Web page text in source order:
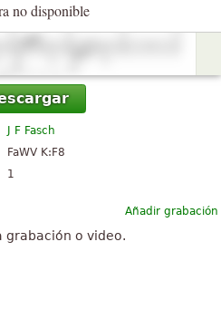
no disponible
J F Fasch
FaWV K:F8
1
Añadir grabación
grabación o video.